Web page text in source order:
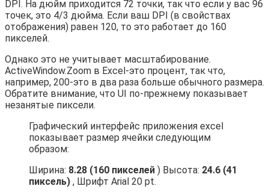
DPI. На дюйм приходится 72 точки, так что если у вас 96
точек, это 4/3 дюйма. Если ваш DPI (в свойствах
отображения) равен 120, то это работает до 160
пикселей.
Однако это не учитывает масштабирование.
ActiveWindow.Zoom в Excel-это процент, так что,
например, 200-это в два раза больше обычного размера.
Обратите внимание, что UI по-прежнему показывает
незанятые пиксели.
Графический интерфейс приложения excel
показывает размер ячейки следующим
образом:
Ширина: 8.28 (160 пикселей ) Высота: 24.6 (41
пиксель) , Шрифт Arial 20 pt.